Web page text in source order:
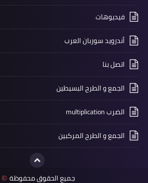
فيديوهات
أندرويد سوربان العرب
اتصل بنا
الجمع و الطرح البسيطين
الضرب multiplication
الجمع و الطرح المركبين
جميع الحقوق محفوظة ©